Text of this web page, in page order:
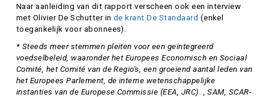
Naar aanleiding van dit rapport verscheen ook een interview
met Olivier De Schutter in de krant De Standaard (enkel
toegankelijk voor abonnees).
* Steeds meer stemmen pleiten voor een geïntegreerd
voedselbeleid, waaronder het Europees Economisch en Sociaal
Comité, het Comité van de Regio's, een groeiend aantal leden van
het Europees Parlement, de interne wetenschappelijke
instanties van de Europese Commissie (EEA, JRC). , SAM, SCAR-